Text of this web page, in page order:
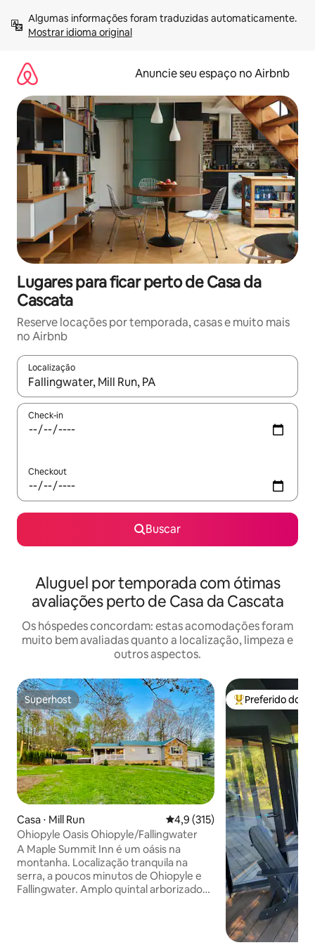
para
Mostrar idioma original
Anuncie seu espaço no Airbnb
Lugares para ficar perto de Casa da
Cascata
Reserve locações por temporada, casas e muito mais
no Airbnb
Localização
Quando os resultados estiverem disponíveis, explore-os
Check-in
Checkout
Buscar
Aluguel por temporada com ótimas
avaliações perto de Casa da Cascata
Os hóspedes concordam: estas acomodações foram
muito bem avaliadas quanto a localização, limpeza e
outros aspectos.
Superhost
Superhost
Casa ⋅ Mill Run 4,9 de uma avaliação média de
4,9 (315)
Ohiopyle Oasis Ohiopyle/Fallingwater
A Maple Summit Inn é um oásis na
montanha. Localização tranquila na
serra, a poucos minutos de Ohiopyle e
Fallingwater. Amplo quintal arborizado
Entre os
Preferido dos